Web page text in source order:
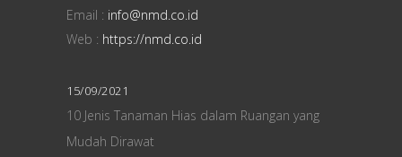
Email : info@nmd.co.id
Web : https://nmd.co.id
15/09/2021
10 Jenis Tanaman Hias dalam Ruangan yang
Mudah Dirawat